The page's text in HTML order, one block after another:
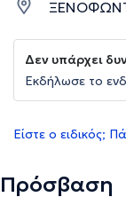
Δεν υπάρχει
Εκδήλωσε το
Είστε ο ειδικός;
Πρόσβαση